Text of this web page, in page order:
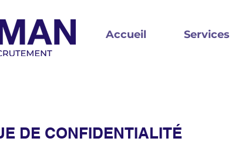
Accueil Services
DE CONFIDENTIALITÉ